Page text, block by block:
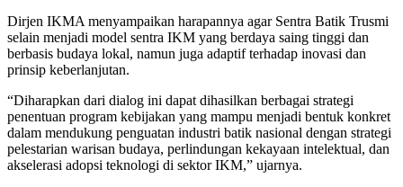
Dirjen IKMA menyampaikan harapannya agar Sentra Batik Trusmi
selain menjadi model sentra IKM yang berdaya saing tinggi dan
berbasis budaya lokal, namun juga adaptif terhadap inovasi dan
prinsip keberlanjutan.
“Diharapkan dari dialog ini dapat dihasilkan berbagai strategi
penentuan program kebijakan yang mampu menjadi bentuk konkret
dalam mendukung penguatan industri batik nasional dengan strategi
pelestarian warisan budaya, perlindungan kekayaan intelektual, dan
akselerasi adopsi teknologi di sektor IKM,” ujarnya.